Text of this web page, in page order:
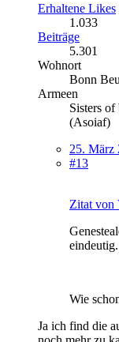
Erhaltene Likes
1.033
Beiträge
5.301
Wohnort
Bonn
Armeen
Sisters
(Asoiaf)
25. März
#13
Zitat von
eindeutig.
Wie
Ja ich find die